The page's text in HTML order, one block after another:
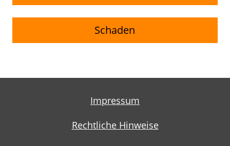
Schaden
Impressum
Rechtliche Hinweise